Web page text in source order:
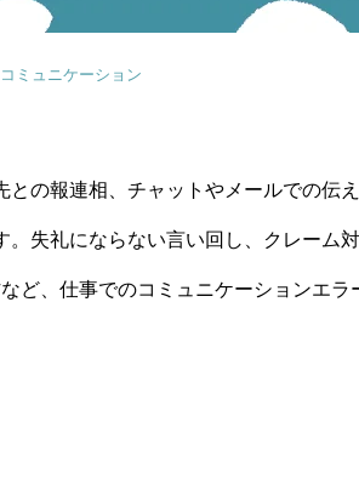
ミュニケーション
との報連相、チャットやメールでの伝
。失礼にならない言い回し、クレーム
ど、仕事でのコミュニケーションエ